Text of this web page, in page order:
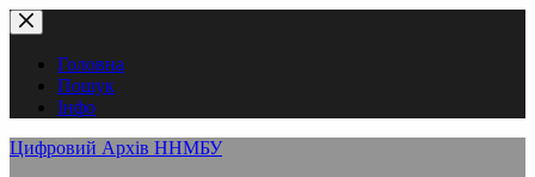
Перейти
до
вмістуГоловна
Пошук
Інфо
Цифровий Архів ННМБУ